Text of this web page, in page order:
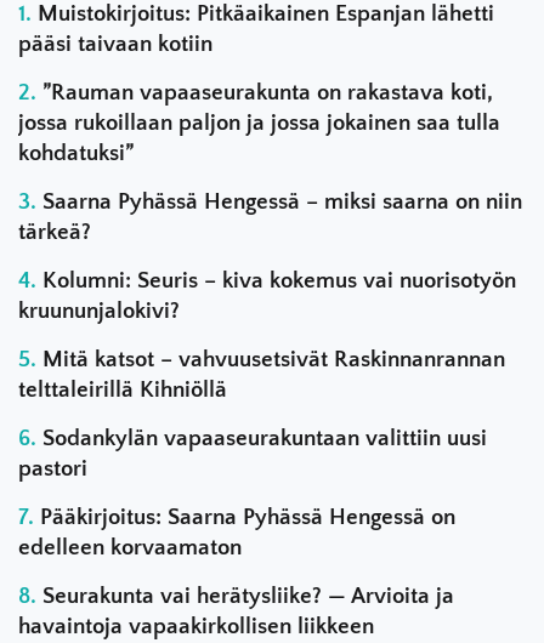
Muistokirjoitus: Pitkäaikainen Espanjan lähetti
pääsi taivaan kotiin
”Rauman vapaaseurakunta on rakastava koti,
jossa rukoillaan paljon ja jossa jokainen saa tulla
kohdatuksi”
Saarna Pyhässä Hengessä – miksi saarna on niin
tärkeä?
Kolumni: Seuris – kiva kokemus vai nuorisotyön
kruununjalokivi?
Mitä katsot – vahvuusetsivät Raskinnanrannan
telttaleirillä Kihniöllä
Sodankylän vapaaseurakuntaan valittiin uusi
pastori
Pääkirjoitus: Saarna Pyhässä Hengessä on
edelleen korvaamaton
Seurakunta vai herätysliike? — Arvioita ja
havaintoja vapaakirkollisen liikkeen